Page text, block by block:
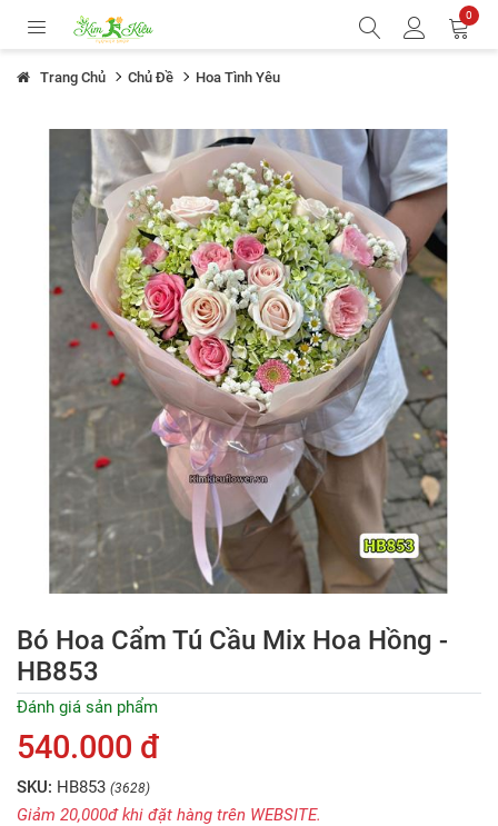
0
Trang Chủ Chủ Đề Hoa Tình Yêu
Bó Hoa Cẩm Tú Cầu Mix Hoa Hồng -
HB853
Đánh giá sản phẩm
540.000 đ
SKU: HB853 (3628)
Giảm 20,000đ khi đặt hàng trên WEBSITE.